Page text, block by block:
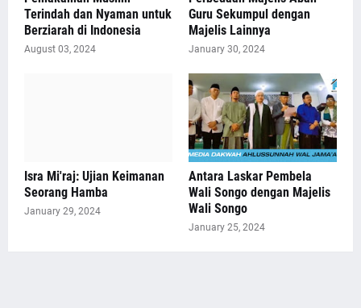
Terindah dan Nyaman untuk
Berziarah di Indonesia
August 03, 2024
Guru Sekumpul dengan
Majelis Lainnya
January 30, 2024
Isra Mi'raj: Ujian Keimanan
Seorang Hamba
January 29, 2024
Antara Laskar Pembela
Wali Songo dengan Majelis
Wali Songo
January 25, 2024